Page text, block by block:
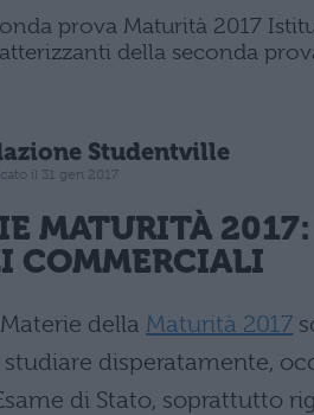
prova Maturità 2017
della seconda
Studentville
il 31 gen 2017
MATURITÀ 2017
COMMERCIALI
della Maturità 2017
disperatamente,
di Stato, soprattutto